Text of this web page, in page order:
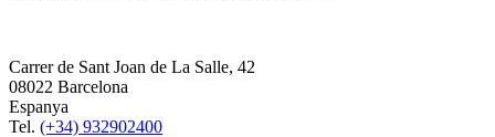
Carrer de Sant Joan de La Salle, 42
08022 Barcelona
Espanya
Tel. (+34) 932902400